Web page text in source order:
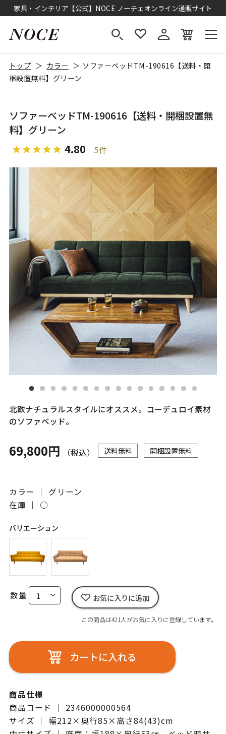
家具・インテリア【公式】NOCE ノーチェオンライン通販サイト
トップ カラー
ソファーベッドTM-190616【送料・開
梱設置無料】グリーン
ソファーベッドTM-190616【送料・開梱設置無
料】グリーン
4.80 5件
北欧ナチュラルスタイルにオススメ。コーデュロイ素材
のソファベッド。
69,800円 （税込） 送料無料 開梱設置無料
カラー ｜ グリーン
在庫 ｜ ○
バリエーション
数量 お気に入りに追加
この商品は421人がお気に入りに登録しています。
カートに入れる
商品仕様
商品コード ｜ 2346000000564
サイズ ｜ 幅212×奥行85×高さ84(43)cm